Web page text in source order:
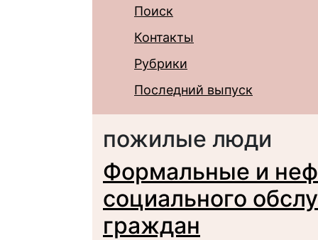
Поиск
Контакты
Рубрики
Последний выпуск
пожилые люди
Формальные и
социального
граждан